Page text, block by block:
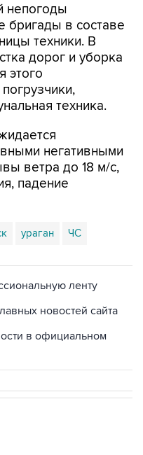
непогоды
бригады в составе
техники. В
дорог и уборка
этого
техника.
негативными
ветра до 18 м/с,
падение
ураган ЧС
ленту
новостей сайта
в официальном